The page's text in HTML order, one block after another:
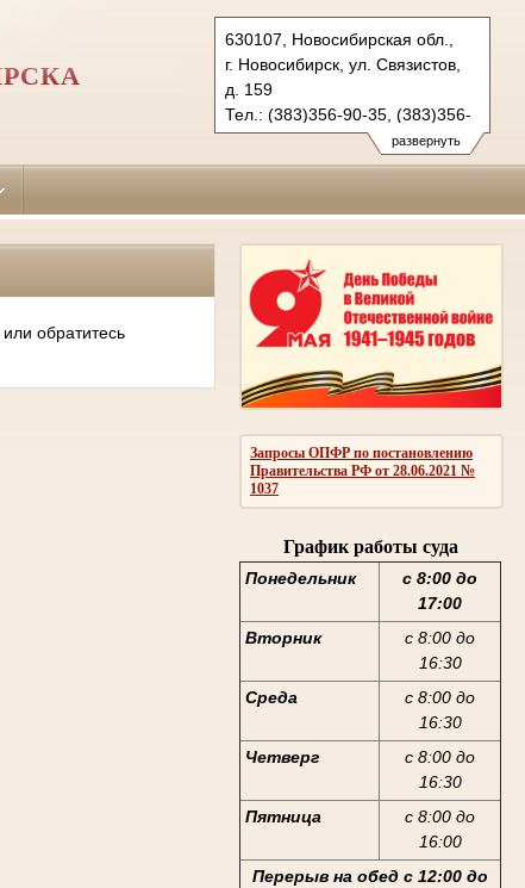
развернуть
630107, Новосибирская обл.,
г. Новосибирск, ул. Связистов,
д. 159
Тел.: (383)356-90-35, (383)356-
90-36 (ф.)
leninsky.nsk@sudrf.ru
Запросы ОПФР по постановлению
Правительства РФ от 28.06.2021 №
1037
График работы суда
Понедельник
с 8:00 до
17:00
Вторник
с 8:00 до
16:30
Среда
с 8:00 до
16:30
Четверг
с 8:00 до
16:30
Пятница
с 8:00 до
16:00
Перерыв на обед с 12:00 до
обратитесь